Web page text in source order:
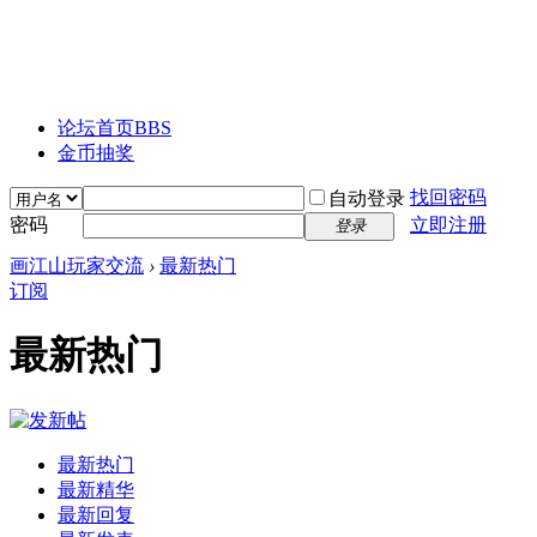
论坛首页BBS
金币抽奖
自动登录 找回密码
密码
登录
立即注册
画江山玩家交流 › 最新热门
订阅
最新热门
最新热门
最新精华
最新回复